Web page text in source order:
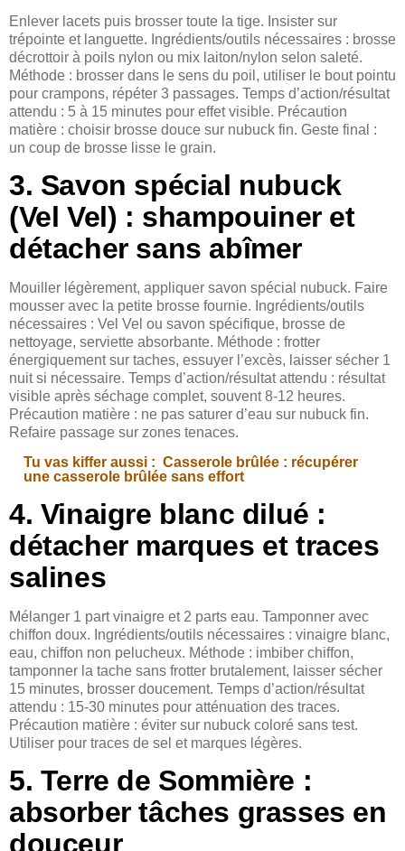
Enlever lacets puis brosser toute la tige. Insister sur
trépointe et languette. Ingrédients/outils nécessaires : brosse
décrottoir à poils nylon ou mix laiton/nylon selon saleté.
Méthode : brosser dans le sens du poil, utiliser le bout pointu
pour crampons, répéter 3 passages. Temps d’action/résultat
attendu : 5 à 15 minutes pour effet visible. Précaution
matière : choisir brosse douce sur nubuck fin. Geste final :
un coup de brosse lisse le grain.
3. Savon spécial nubuck
(Vel Vel) : shampouiner et
détacher sans abîmer
Mouiller légèrement, appliquer savon spécial nubuck. Faire
mousser avec la petite brosse fournie. Ingrédients/outils
nécessaires : Vel Vel ou savon spécifique, brosse de
nettoyage, serviette absorbante. Méthode : frotter
énergiquement sur taches, essuyer l’excès, laisser sécher 1
nuit si nécessaire. Temps d’action/résultat attendu : résultat
visible après séchage complet, souvent 8-12 heures.
Précaution matière : ne pas saturer d’eau sur nubuck fin.
Refaire passage sur zones tenaces.
Tu vas kiffer aussi : Casserole brûlée : récupérer
une casserole brûlée sans effort
4. Vinaigre blanc dilué :
détacher marques et traces
salines
Mélanger 1 part vinaigre et 2 parts eau. Tamponner avec
chiffon doux. Ingrédients/outils nécessaires : vinaigre blanc,
eau, chiffon non pelucheux. Méthode : imbiber chiffon,
tamponner la tache sans frotter brutalement, laisser sécher
15 minutes, brosser doucement. Temps d’action/résultat
attendu : 15-30 minutes pour atténuation des traces.
Précaution matière : éviter sur nubuck coloré sans test.
Utiliser pour traces de sel et marques légères.
5. Terre de Sommière :
absorber tâches grasses en
douceur